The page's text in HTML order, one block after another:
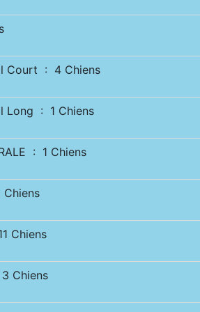
Court : 4 Chiens
Long : 1 Chiens
: 1 Chiens
Chiens
3 Chiens